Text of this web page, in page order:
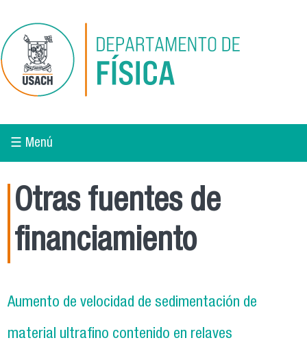
☰ Menú
Otras fuentes de
financiamiento
Aumento de velocidad de sedimentación de
material ultrafino contenido en relaves